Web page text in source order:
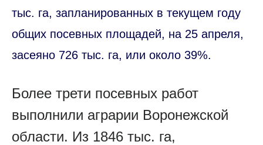
тыс. га, запланированных в текущем году
общих посевных площадей, на 25 апреля,
засеяно 726 тыс. га, или около 39%.
Более трети посевных работ
выполнили аграрии Воронежской
области. Из 1846 тыс. га,